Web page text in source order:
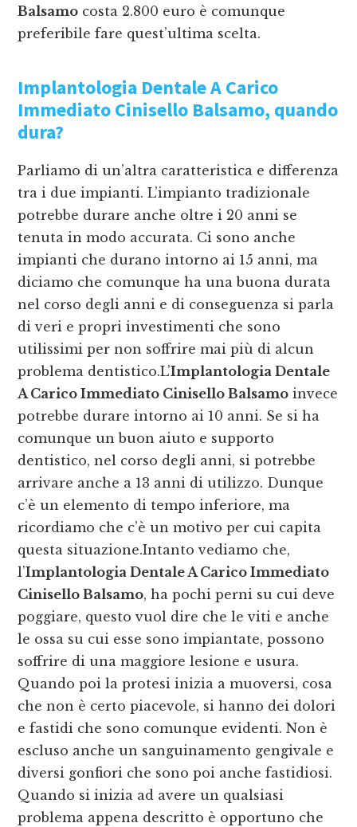
Balsamo costa 2.800 euro è comunque
preferibile fare quest’ultima scelta.
Implantologia Dentale A Carico
Immediato Cinisello Balsamo, quando
dura?
Parliamo di un’altra caratteristica e differenza
tra i due impianti. L’impianto tradizionale
potrebbe durare anche oltre i 20 anni se
tenuta in modo accurata. Ci sono anche
impianti che durano intorno ai 15 anni, ma
diciamo che comunque ha una buona durata
nel corso degli anni e di conseguenza si parla
di veri e propri investimenti che sono
utilissimi per non soffrire mai più di alcun
problema dentistico.L’Implantologia Dentale
A Carico Immediato Cinisello Balsamo invece
potrebbe durare intorno ai 10 anni. Se si ha
comunque un buon aiuto e supporto
dentistico, nel corso degli anni, si potrebbe
arrivare anche a 13 anni di utilizzo. Dunque
c’è un elemento di tempo inferiore, ma
ricordiamo che c’è un motivo per cui capita
questa situazione.Intanto vediamo che,
l’Implantologia Dentale A Carico Immediato
Cinisello Balsamo, ha pochi perni su cui deve
poggiare, questo vuol dire che le viti e anche
le ossa su cui esse sono impiantate, possono
soffrire di una maggiore lesione e usura.
Quando poi la protesi inizia a muoversi, cosa
che non è certo piacevole, si hanno dei dolori
e fastidi che sono comunque evidenti. Non è
escluso anche un sanguinamento gengivale e
diversi gonfiori che sono poi anche fastidiosi.
Quando si inizia ad avere un qualsiasi
problema appena descritto è opportuno che